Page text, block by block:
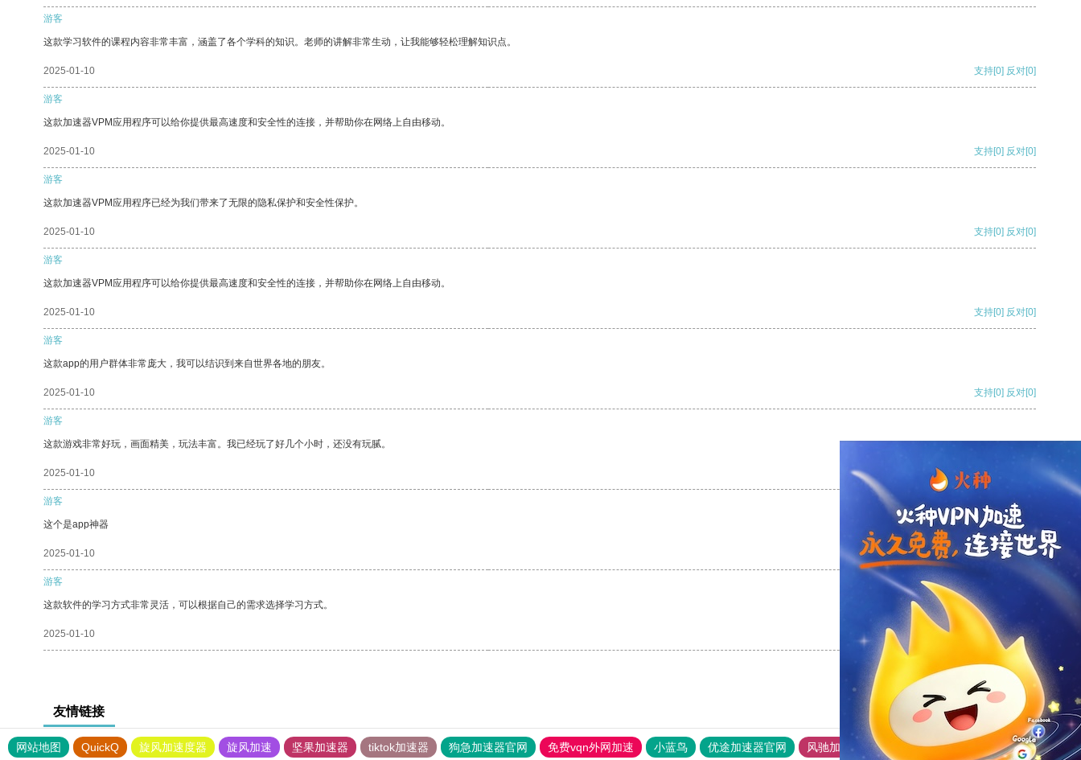
游客
这款学习软件的课程内容非常丰富，涵盖了各个学科的知识。老师的讲解非常生动，让我能够轻松理解知识点。
2025-01-10 支持[0] 反对[0]
游客
这款加速器VPM应用程序可以给你提供最高速度和安全性的连接，并帮助你在网络上自由移动。
2025-01-10 支持[0] 反对[0]
游客
这款加速器VPM应用程序已经为我们带来了无限的隐私保护和安全性保护。
2025-01-10 支持[0] 反对[0]
游客
这款加速器VPM应用程序可以给你提供最高速度和安全性的连接，并帮助你在网络上自由移动。
2025-01-10 支持[0] 反对[0]
游客
这款app的用户群体非常庞大，我可以结识到来自世界各地的朋友。
2025-01-10 支持[0] 反对[0]
游客
这款游戏非常好玩，画面精美，玩法丰富。我已经玩了好几个小时，还没有玩腻。
2025-01-10 支持
游客
这个是app神器
2025-01-10 支持[0] 反对[0]
游客
这款软件的学习方式非常灵活，可以根据自己的需求选择学习方式。
2025-01-10 支持[0] 反对[0]
友情链接
网站地图 QuickQ 旋风加速度器 旋风加速 坚果加速器 tiktok加速器 狗急加速器官网 免费vqn外网加速 小蓝鸟 优途加速器官网 风驰加速器 旋风加速器